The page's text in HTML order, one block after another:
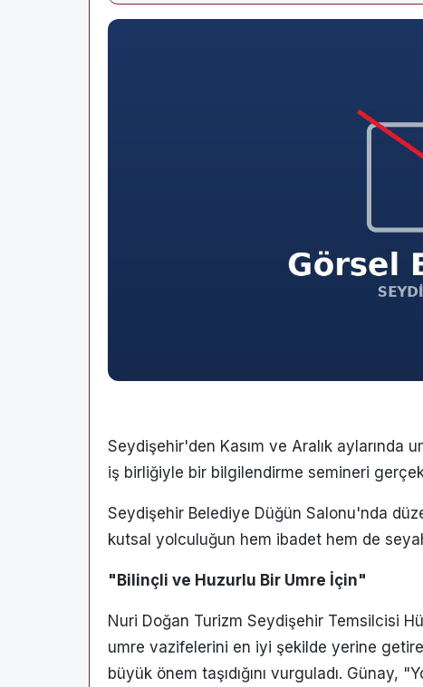
Seydişehir'den Kasım ve Aralık
iş birliğiyle bir bilgilendirme semineri
Seydişehir Belediye Düğün Salonu'nda
kutsal yolculuğun hem ibadet hem de
"Bilinçli ve Huzurlu Bir Umre İçin"
Nuri Doğan Turizm Seydişehir Temsilcisi
umre vazifelerini en iyi şekilde yerine
büyük önem taşıdığını vurguladı. Günay,